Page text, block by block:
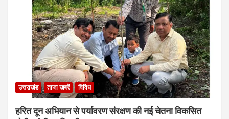
उत्तराखंड ताजा खबरें विविध
हरित दून अभियान से पर्यावरण संरक्षण की नई चेतना विकसित